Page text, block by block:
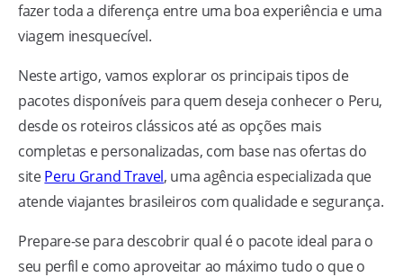
fazer toda a diferença entre uma boa experiência e uma
viagem inesquecível.
Neste artigo, vamos explorar os principais tipos de
pacotes disponíveis para quem deseja conhecer o Peru,
desde os roteiros clássicos até as opções mais
completas e personalizadas, com base nas ofertas do
sitePeru Grand Travel, uma agência especializada que
atende viajantes brasileiros com qualidade e segurança.
Prepare-se para descobrir qual é o pacote ideal para o
seu perfil e como aproveitar ao máximo tudo o que o